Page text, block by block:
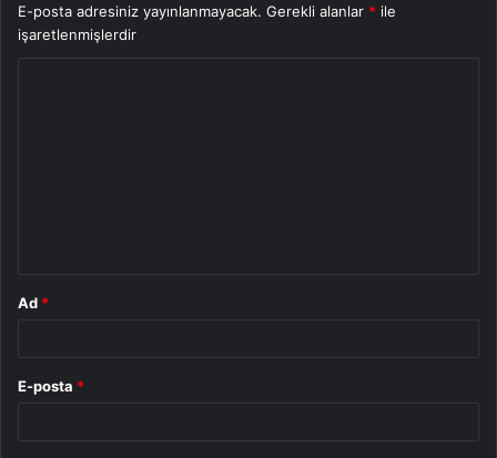
E-posta adresiniz yayınlanmayacak. Gerekli alanlar * ile
işaretlenmişlerdir
Ad *
E-posta *